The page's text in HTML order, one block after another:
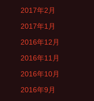
2017年2月
2017年1月
2016年12月
2016年11月
2016年10月
2016年9月